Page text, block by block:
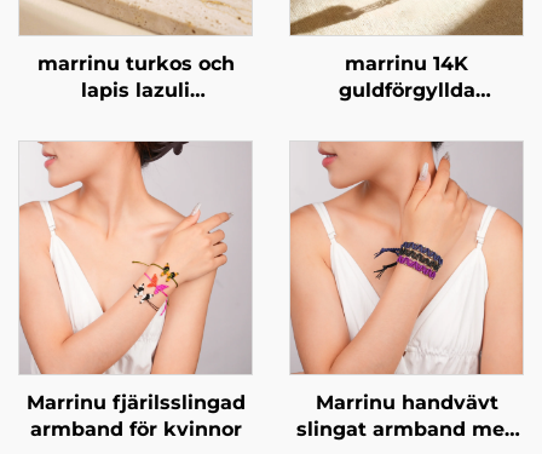
marrinu turkos och
lapis lazuli
i rostfritt stål,
minimalistisk
lyxklädsel BXGT-02
marrinu 14K
guldförgyllda
gnistrande effekt
Marrinu fjärilsslingad
armband för kvinnor
Marrinu handvävt
slingat armband med